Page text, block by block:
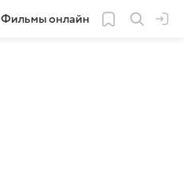
Фильмы онлайн